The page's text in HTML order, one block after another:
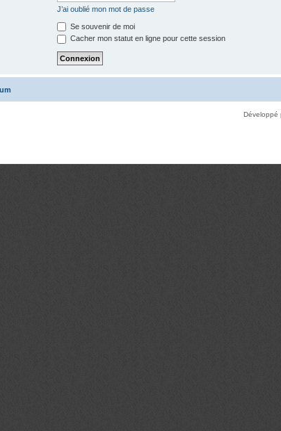
J’ai oublié mon mot de passe
Se souvenir de moi
Cacher mon statut en ligne pour cette session
Développé